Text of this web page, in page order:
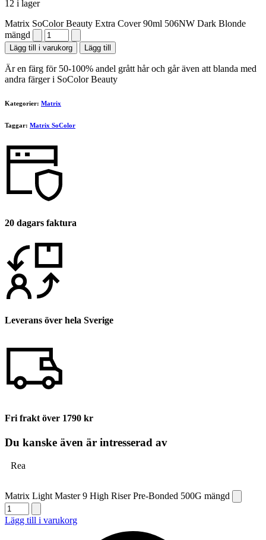
12 i lager
Matrix SoColor Beauty Extra Cover 90ml 506NW Dark Blonde
mängd
Lägg till i varukorg Lägg till
Är en färg för 50-100% andel grått hår och går även att blanda med
andra färger i SoColor Beauty
Kategorier: Matrix
Taggar: Matrix SoColor
20 dagars faktura
Leverans över hela Sverige
Fri frakt över 1790 kr
Du kanske även är intresserad av
Rea
Matrix Light Master 9 High Riser Pre-Bonded 500G mängd
Lägg till i varukorg